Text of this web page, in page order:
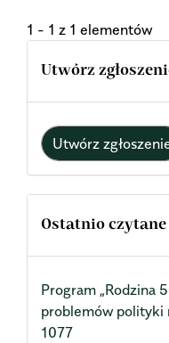
1 - 1 z 1 elementów
Utwórz
Utwórz
Ostatnio czytane
Program „Rodzina
problemów polityki
1077